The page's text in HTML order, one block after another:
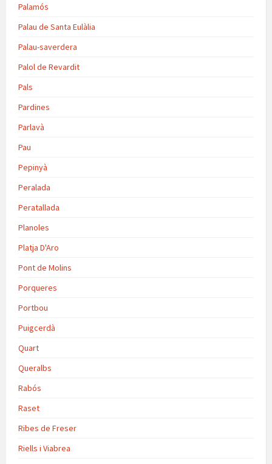
Palamós
Palau de Santa Eulàlia
Palau-saverdera
Palol de Revardit
Pals
Pardines
Parlavà
Pau
Pepinyà
Peralada
Peratallada
Planoles
Platja D'Aro
Pont de Molins
Porqueres
Portbou
Puigcerdà
Quart
Queralbs
Rabós
Raset
Ribes de Freser
Riells i Viabrea